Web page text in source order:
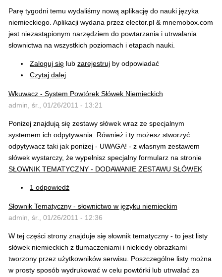
Parę tygodni temu wydaliśmy nową aplikację do nauki języka
niemieckiego. Aplikacji wydana przez elector.pl & mnemobox.com
jest niezastąpionym narzędziem do powtarzania i utrwalania
słownictwa na wszystkich poziomach i etapach nauki.
Zaloguj się lubzarejestruj by odpowiadać
Czytaj dalej
Wkuwacz - System Powtórek Słówek Niemieckich
admin, śr., 01/26/2011 - 13:21
Poniżej znajdują się zestawy słówek wraz ze specjalnym
systemem ich odpytywania. Również i ty możesz stworzyć
odpytywacz taki jak poniżej - UWAGA! - z własnym zestawem
słówek wystarczy, że wypełnisz specjalny formularz na stronie
SŁOWNIK TEMATYCZNY - DODAWANIE ZESTAWU SŁÓWEK
1 odpowiedź
Słownik Tematyczny - słownictwo w języku niemieckim
admin, śr., 01/26/2011 - 12:36
W tej części strony znajduje się słownik tematyczny - to jest listy
słówek niemieckich z tłumaczeniami i niekiedy obrazkami
tworzony przez użytkowników serwisu. Poszczególne listy można
w prosty sposób wydrukować w celu powtórki lub utrwalać za